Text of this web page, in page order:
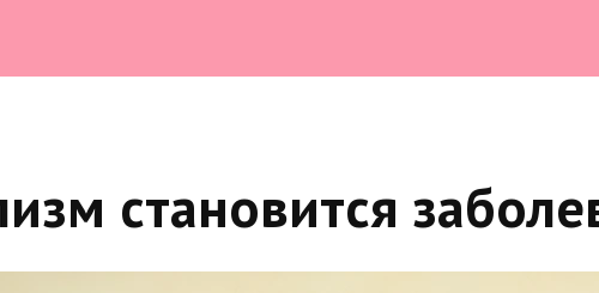
становится